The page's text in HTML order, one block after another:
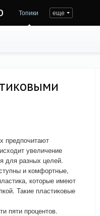
Топики еще
предпочитают
увеличение
для разных целей.
и комфортные,
которые имеют
Такие пластиковые
пяти процентов.